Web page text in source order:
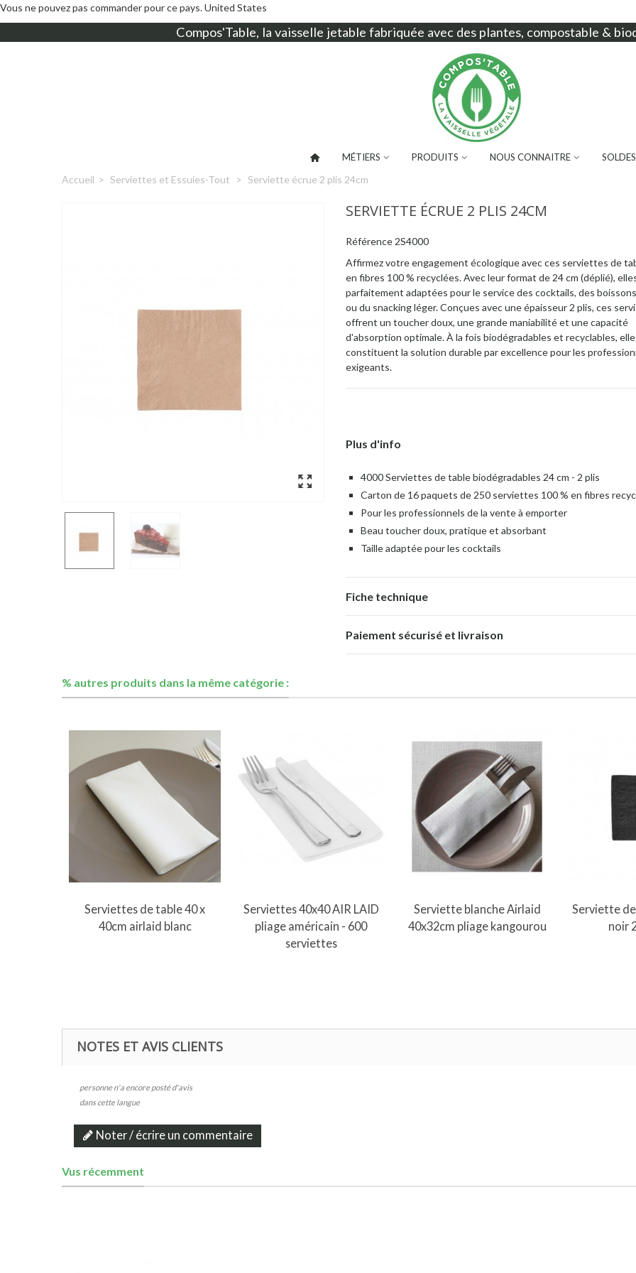
Vous ne pouvez pas commander pour ce pays.United States
Compos'Table, la vaisselle jetable fabriquée avec des plantes, compostable &
MÉTIERS PRODUITS NOUS CONNAITRE SOLDES
Accueil > Serviettes et Essuies-Tout > Serviette écrue 2 plis 24cm
SERVIETTE ÉCRUE 2 PLIS 24CM
Référence 2S4000
Affirmez votre engagement écologique avec ces serviettes de
en fibres 100 % recyclées. Avec leur format de 24 cm (déplié),
parfaitement adaptées pour le service des cocktails, des
ou du snacking léger. Conçues avec une épaisseur 2 plis, ces
offrent un toucher doux, une grande maniabilité et une capacité
d'absorption optimale. À la fois biodégradables et recyclables,
constituent la solution durable par excellence pour les
exigeants.
Plus d'info
4000 Serviettes de table biodégradables 24 cm - 2 plis
Carton de 16 paquets de 250 serviettes 100 % en fibres
Pour les professionnels de la vente à emporter
Beau toucher doux, pratique et absorbant
Taille adaptée pour les cocktails
Fiche technique
Paiement sécurisé et livraison
% autres produits dans la même catégorie :
Ajouter au panier
Serviettes de table 40 x
40cm airlaid blanc
Ajouter au panier
Serviettes 40x40 AIR LAID
pliage américain - 600
serviettes
Ajouter au panier
Serviette blanche Airlaid
40x32cm pliage kangourou
Serviette
noir
NOTES ET AVIS CLIENTS
personne n'a encore posté d'avis
dans cette langue
Noter / écrire un commentaire
Vus récemment